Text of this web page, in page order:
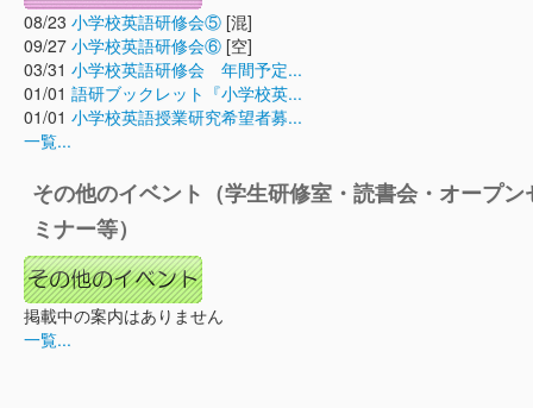
08/23 小学校英語研修会⑤ [混]
09/27 小学校英語研修会⑥ [空]
03/31 小学校英語研修会 年間予定...
01/01 語研ブックレット『小学校英...
01/01 小学校英語授業研究希望者募...
一覧...
その他のイベント（学生研修室・読書会・オープン
ミナー等）
掲載中の案内はありません
一覧...